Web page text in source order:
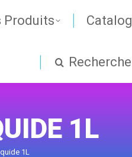
Produits
Recherche
1L
1L